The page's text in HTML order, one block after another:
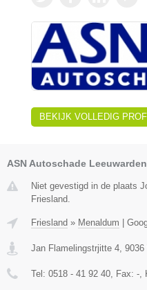
BEKIJK VOLLEDIG
ASN Autoschade Leeuwarden
Niet gevestigd in de plaats
Friesland.
Friesland » Menaldum
Jan Flamelingstrjitte 4, 9036
Tel: 0518 - 41 92 40, Fax: -,